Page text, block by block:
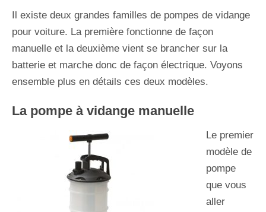
Il existe deux grandes familles de pompes de vidange
pour voiture. La première fonctionne de façon
manuelle et la deuxième vient se brancher sur la
batterie et marche donc de façon électrique. Voyons
ensemble plus en détails ces deux modèles.
La pompe à vidange manuelle
Le premier
modèle de
pompe
que vous
aller